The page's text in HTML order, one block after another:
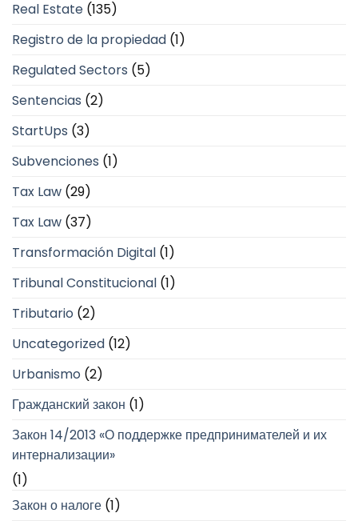
Real Estate (135)
Registro de la propiedad (1)
Regulated Sectors (5)
Sentencias (2)
StartUps (3)
Subvenciones (1)
Tax Law (29)
Tax Law (37)
Transformación Digital (1)
Tribunal Constitucional (1)
Tributario (2)
Uncategorized (12)
Urbanismo (2)
Гражданский закон (1)
Закон 14/2013 «О поддержке предпринимателей и их
интернализации»
(1)
Закон о налоге (1)